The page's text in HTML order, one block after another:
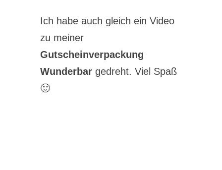
Ich habe auch gleich ein Video
zu meiner
Gutscheinverpackung
Wunderbargedreht. Viel Spaß
🙂